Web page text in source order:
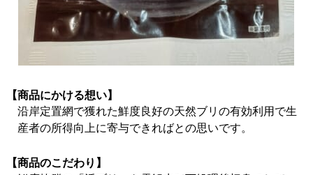
【商品にかける想い】
沿岸定置網で獲れた鮮度良好の天然ブリの有効利用で生
産者の所得向上に寄与できればとの思いです。
【商品のこだわり】